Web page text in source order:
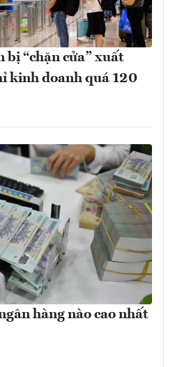
bị “chặn cửa” xuất
kinh doanh quá 120
hàng nào cao nhất